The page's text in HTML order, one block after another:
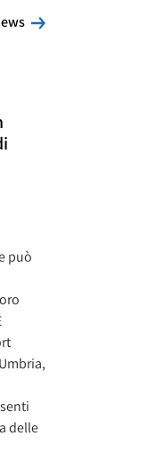
Leggi la news
può
delle